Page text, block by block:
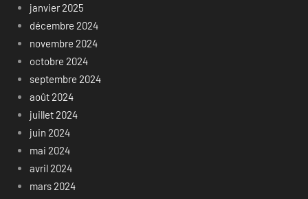
janvier 2025
décembre 2024
novembre 2024
octobre 2024
septembre 2024
août 2024
juillet 2024
juin 2024
mai 2024
avril 2024
mars 2024